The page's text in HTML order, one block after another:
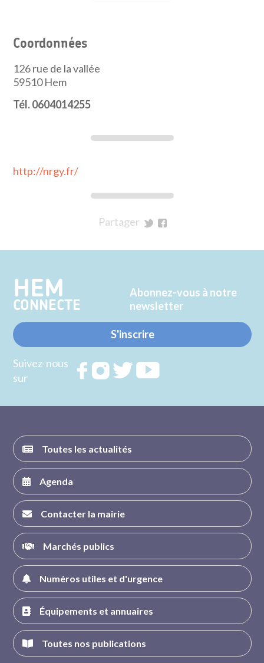
Coordonnées
126 rue de la vallée
59510 Hem
Tél. 0604014255
http://nrgy.fr/
Partager
Twitter
Facebook
HEM
CONNECTE
Abonnez-vous à notre
newsletter
S'inscrire
Suivez-nous
sur
RejoignezRejoignezRejoignez
Toutes les actualités
Agenda
Contacter la mairie
Marchés publics
Numéros utiles et d'urgence
Équipements et annuaires
Toutes nos publications